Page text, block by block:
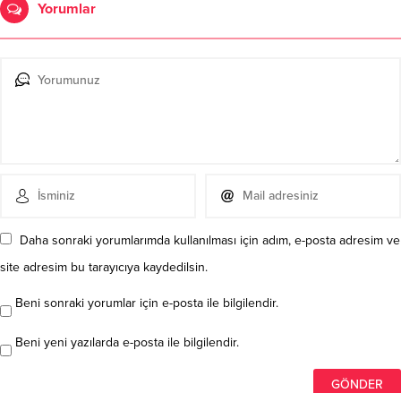
Yorumlar
Daha sonraki yorumlarımda kullanılması için adım, e-posta adresim ve
site adresim bu tarayıcıya kaydedilsin.
Beni sonraki yorumlar için e-posta ile bilgilendir.
Beni yeni yazılarda e-posta ile bilgilendir.